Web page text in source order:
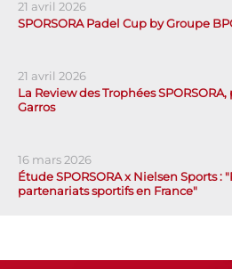
21 avril 2026
SPORSORA Padel Cup by Groupe
21 avril 2026
La Review des Trophées
Garros
16 mars 2026
Étude SPORSORA x Nielsen Sports :
partenariats sportifs en France"